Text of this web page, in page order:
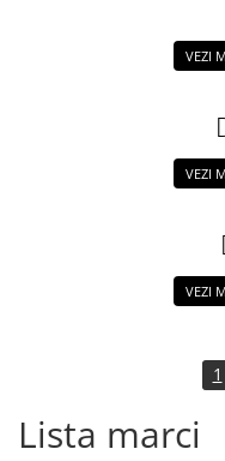
VEZI
VEZI
VEZI
1
Lista marci